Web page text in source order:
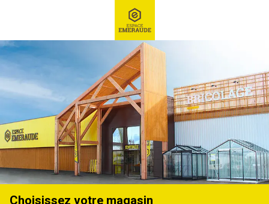
Ex : Robot tondeuse, ...
Viticulture
Choisissez votre magasin